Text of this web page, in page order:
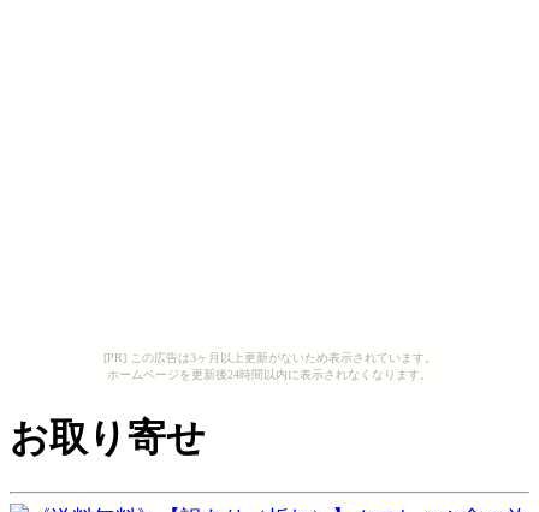
[PR] この広告は3ヶ月以上更新がないため表示されています。
ホームページを更新後24時間以内に表示されなくなります。
お取り寄せ